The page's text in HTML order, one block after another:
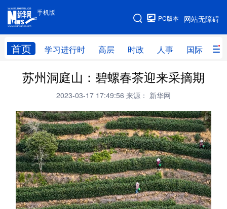
手机版
网站无障碍
PC版本
首页 学习进行时 高层 时政 人事 国际 财
手机版
网站地图
学习进行时 高层 时政 人事
财经 网评
台湾 思客智库 全球连线 教育
科技 科创 量子 体育
文化 书画 健康 军事
访谈 视频 图片 政务
法律 中央文件 金融 汽车
苏州洞庭山：碧螺春茶迎来采摘期
2023-03-17 17:49:56 来源： 新华网